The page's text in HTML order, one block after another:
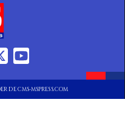
DE CMS-MSPRESS.COM